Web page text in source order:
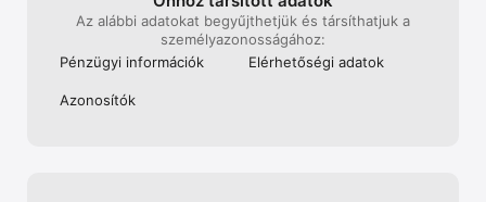
Automatikus parkolás hosszabbítás
Widget és Live Activity
Az alábbi adatokat begyűjthetjük és társíthatjuk a
személy­azonos­ságához:
Pénzügyi információk
Elérhetőségi adatok
Azonosítók